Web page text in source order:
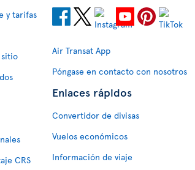
y tarifas
CRS
Air Transat App
Póngase en contacto con nosotros
Enlaces rápidos
Convertidor de divisas
Vuelos económicos
Información de viaje